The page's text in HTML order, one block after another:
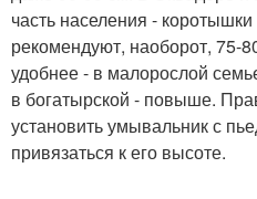
часть населения -
рекомендуют, наоборот, 75-
удобнее - в малорослой
в богатырской - повыше.
установить умывальник с
привязаться к его высоте.